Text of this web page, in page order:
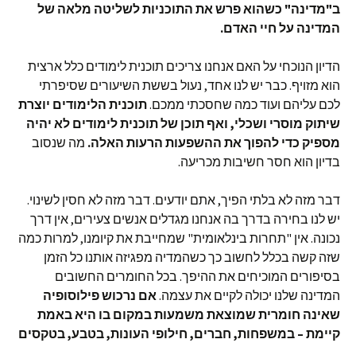
ב"מדינה" כשהוא פרש את התוכניות לשליטה מלאה של
המדינה על חיי האדם.
הדיון הנוכחי על האם אנחנו צריכים תוכנית לימודים כלל ארצית
הוא מזויף. כבר יש לנו אחד, נעול בששת השיעורים שסיפרתי
לכם עליהם ועוד כמה שחסכתי ממכם.תוכנית הלימודים יוצרת
שיתוק מוסרי ושכלי, ואף תוכן של תוכנית לימודים לא יהיה
מספיק כדי להפוך את ההשפעות הרעות האלה. מה שנסוב
בדיון הוא חסר חשיבות מכריעה.
דבר מזה לא בלתי הפיך, אתם יודעים. דבר מזה לא חסין לשינוי.
יש לנו בחירה בדרך בה אנחנו מגדלים אנשים צעירים, אין דרך
נכונה. אין "תחרות בינלאומית" שמחייבת את קיומנו, למרות כמה
שזה קשה בכלל לחשוב כך כשהמדיה מפגיזה אותנו כל הזמן
בסיפורים המוכיחים את ההיפך. בכל החומרים החשובים
המדינה שלנו יכולה לקיים את עצמה.אם נרכוש פילוסופיה
שאינה חומרית שמוצאת משמעות במקום בו היא באמת
קיימת – במשפחות, חברים, חילופי העונות, בטבע, בטקסים